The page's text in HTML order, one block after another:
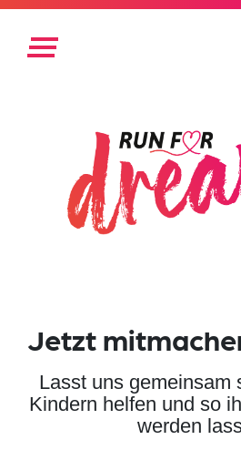
Jetzt
Lasst uns gemeinsam
Kindern helfen und so
werden